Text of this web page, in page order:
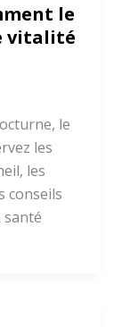
le
vitalité
le
les
les
conseils